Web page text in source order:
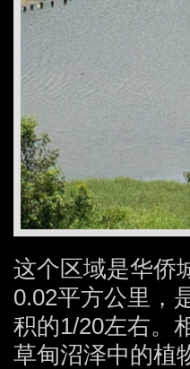
这个区域是华侨
0.02平方公里，
积的1/20左右。
草甸沼泽中的植